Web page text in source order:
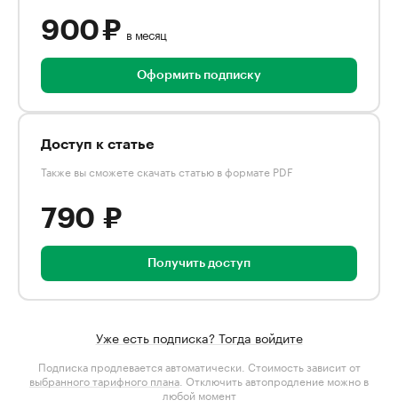
900 ₽ в месяц
Оформить подписку
Доступ к статье
Также вы сможете скачать статью в формате PDF
790 ₽
Получить доступ
Уже есть подписка? Тогда войдите
Подписка продлевается автоматически. Стоимость зависит от
выбранного тарифного плана . Отключить автопродление можно в
любой момент